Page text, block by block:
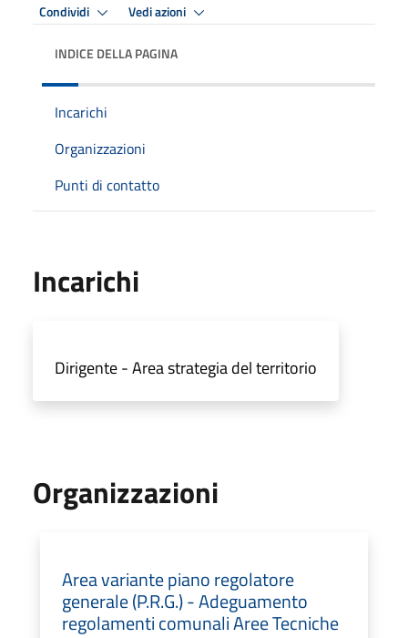
Condividi Vedi azioni
INDICE DELLA PAGINA
Incarichi
Organizzazioni
Punti di contatto
Incarichi
Dirigente - Area strategia del territorio
Organizzazioni
Area variante piano regolatore
generale (P.R.G.) - Adeguamento
regolamenti comunali Aree Tecniche